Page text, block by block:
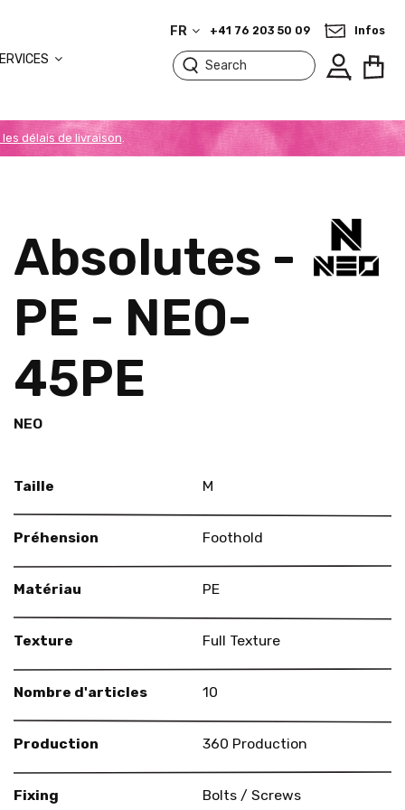
FR +41 76 203 50 09 Infos
délais de livraison.
Absolutes -
PE - NEO-
45PE
NEO
Taille M
Préhension Foothold
Matériau PE
Texture Full Texture
Nombre d'articles 10
Production 360 Production
Fixing Bolts / Screws